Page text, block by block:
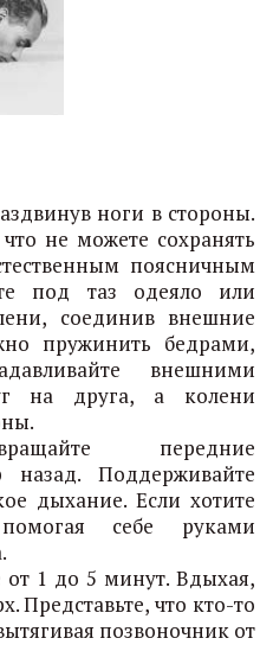
ноги в стороны.
не можете сохранять
поясничным
под таз одеяло или
соединив внешние
пружинить бедрами,
внешними
на друга, а колени
передние
назад. Поддерживайте
дыхание. Если хотите
себе руками
от 1 до 5 минут. Вдыхая,
Представьте, что кто-то
позвоночник от